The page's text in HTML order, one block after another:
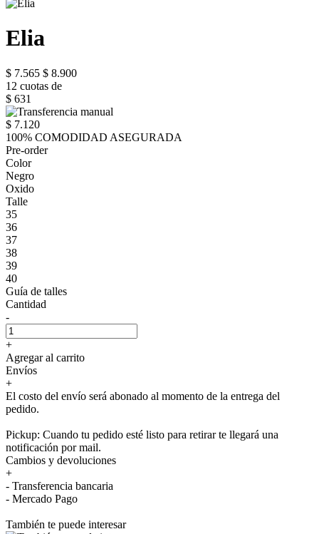
Elia
$ 7.565 $ 8.900
12 cuotas de
$ 631
$ 7.120
100% COMODIDAD ASEGURADA
Pre-order
Color
Negro
Oxido
Talle
35
36
37
38
39
40
Guía de talles
Cantidad
-
+
Agregar al carrito
Envíos
+
El costo del envío será abonado al momento de la entrega del
pedido.
Pickup: Cuando tu pedido esté listo para retirar te llegará una
notificación por mail.
Cambios y devoluciones
+
- Transferencia bancaria
- Mercado Pago
También te puede interesar